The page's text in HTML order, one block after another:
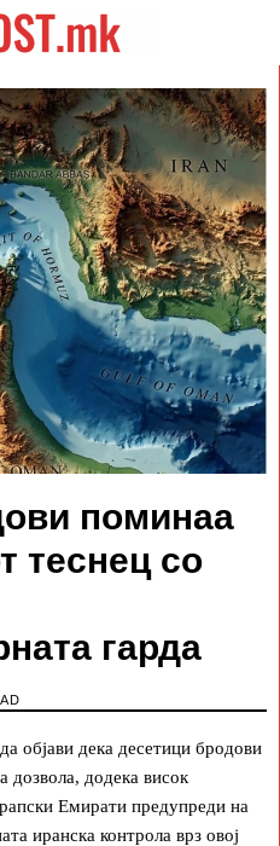
поминаа
теснец со
гарда
објави дека десетици бродови
дозвола, додека висок
Емирати предупреди на
иранска контрола врз овој